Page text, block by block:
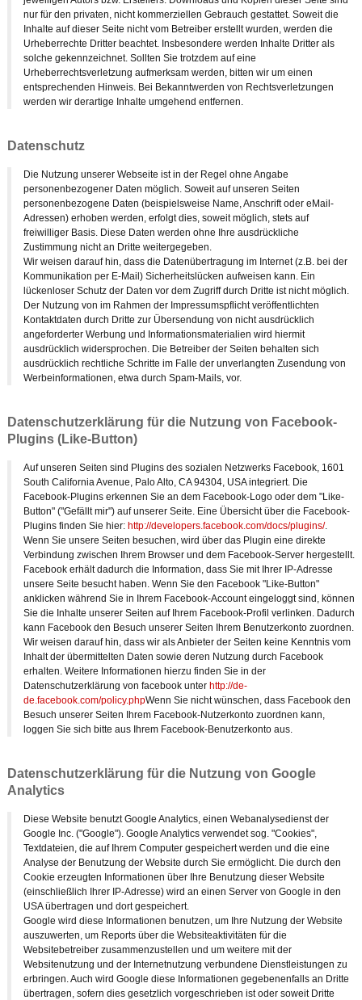
nur für den privaten, nicht kommerziellen Gebrauch gestattet. Soweit die
Inhalte auf dieser Seite nicht vom Betreiber erstellt wurden, werden die
Urheberrechte Dritter beachtet. Insbesondere werden Inhalte Dritter als
solche gekennzeichnet. Sollten Sie trotzdem auf eine
Urheberrechtsverletzung aufmerksam werden, bitten wir um einen
entsprechenden Hinweis. Bei Bekanntwerden von Rechtsverletzungen
werden wir derartige Inhalte umgehend entfernen.
Datenschutz
Die Nutzung unserer Webseite ist in der Regel ohne Angabe
personenbezogener Daten möglich. Soweit auf unseren Seiten
personenbezogene Daten (beispielsweise Name, Anschrift oder eMail-
Adressen) erhoben werden, erfolgt dies, soweit möglich, stets auf
freiwilliger Basis. Diese Daten werden ohne Ihre ausdrückliche
Zustimmung nicht an Dritte weitergegeben.
Wir weisen darauf hin, dass die Datenübertragung im Internet (z.B. bei der
Kommunikation per E-Mail) Sicherheitslücken aufweisen kann. Ein
lückenloser Schutz der Daten vor dem Zugriff durch Dritte ist nicht möglich.
Der Nutzung von im Rahmen der Impressumspflicht veröffentlichten
Kontaktdaten durch Dritte zur Übersendung von nicht ausdrücklich
angeforderter Werbung und Informationsmaterialien wird hiermit
ausdrücklich widersprochen. Die Betreiber der Seiten behalten sich
ausdrücklich rechtliche Schritte im Falle der unverlangten Zusendung von
Werbeinformationen, etwa durch Spam-Mails, vor.
Datenschutzerklärung für die Nutzung von Facebook-
Plugins (Like-Button)
Auf unseren Seiten sind Plugins des sozialen Netzwerks Facebook, 1601
South California Avenue, Palo Alto, CA 94304, USA integriert. Die
Facebook-Plugins erkennen Sie an dem Facebook-Logo oder dem "Like-
Button" ("Gefällt mir") auf unserer Seite. Eine Übersicht über die Facebook-
Plugins finden Sie hier: http://developers.facebook.com/docs/plugins/.
Wenn Sie unsere Seiten besuchen, wird über das Plugin eine direkte
Verbindung zwischen Ihrem Browser und dem Facebook-Server hergestellt.
Facebook erhält dadurch die Information, dass Sie mit Ihrer IP-Adresse
unsere Seite besucht haben. Wenn Sie den Facebook "Like-Button"
anklicken während Sie in Ihrem Facebook-Account eingeloggt sind, können
Sie die Inhalte unserer Seiten auf Ihrem Facebook-Profil verlinken. Dadurch
kann Facebook den Besuch unserer Seiten Ihrem Benutzerkonto zuordnen.
Wir weisen darauf hin, dass wir als Anbieter der Seiten keine Kenntnis vom
Inhalt der übermittelten Daten sowie deren Nutzung durch Facebook
erhalten. Weitere Informationen hierzu finden Sie in der
Datenschutzerklärung von facebook unter http://de-
de.facebook.com/policy.phpWenn Sie nicht wünschen, dass Facebook den
Besuch unserer Seiten Ihrem Facebook-Nutzerkonto zuordnen kann,
loggen Sie sich bitte aus Ihrem Facebook-Benutzerkonto aus.
Datenschutzerklärung für die Nutzung von Google
Analytics
Diese Website benutzt Google Analytics, einen Webanalysedienst der
Google Inc. ("Google"). Google Analytics verwendet sog. "Cookies",
Textdateien, die auf Ihrem Computer gespeichert werden und die eine
Analyse der Benutzung der Website durch Sie ermöglicht. Die durch den
Cookie erzeugten Informationen über Ihre Benutzung dieser Website
(einschließlich Ihrer IP-Adresse) wird an einen Server von Google in den
USA übertragen und dort gespeichert.
Google wird diese Informationen benutzen, um Ihre Nutzung der Website
auszuwerten, um Reports über die Websiteaktivitäten für die
Websitebetreiber zusammenzustellen und um weitere mit der
Websitenutzung und der Internetnutzung verbundene Dienstleistungen zu
erbringen. Auch wird Google diese Informationen gegebenenfalls an Dritte
übertragen, sofern dies gesetzlich vorgeschrieben ist oder soweit Dritte